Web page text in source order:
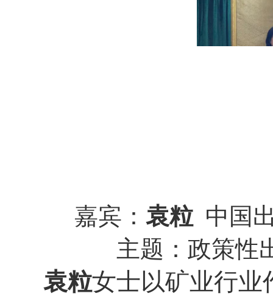
嘉宾： 袁粒 中国
主题：政策性
袁粒女士以矿业行业